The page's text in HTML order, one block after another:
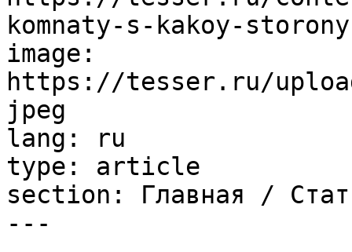
komnaty-s-kakoy-
image:
https://tesser.ru/
jpeg
lang: ru
type: article
section: Главная /
---